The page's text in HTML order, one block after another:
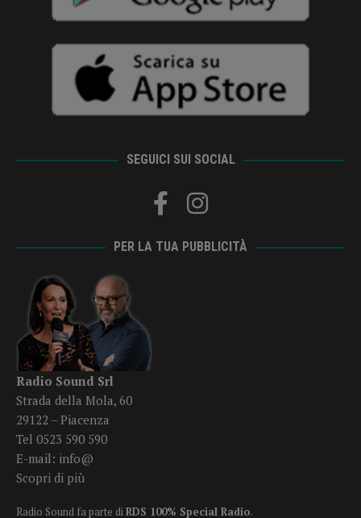
SEGUICI SUI SOCIAL
PER LA TUA PUBBLICITÀ
Radio Sound Srl
Strada della Mola, 60
29122 – Piacenza
Tel 0523 590 590
E-mail: info@
Scopri di più
Radio Sound fa parte diRDS 100% Special Radio.